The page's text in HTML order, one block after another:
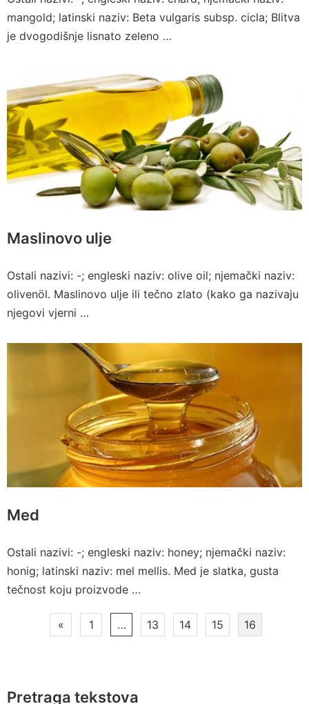
mangold; latinski naziv: Beta vulgaris subsp. cicla; Blitva
je dvogodišnje lisnato zeleno …
Maslinovo ulje
Ostali nazivi: -; engleski naziv: olive oil; njemački naziv:
olivenöl. Maslinovo ulje ili tečno zlato (kako ga nazivaju
njegovi vjerni …
Med
Ostali nazivi: -; engleski naziv: honey; njemački naziv:
honig; latinski naziv: mel mellis. Med je slatka, gusta
tečnost koju proizvode …
Paginacija
« 1 … 13 14 15 16
Pretraga tekstova